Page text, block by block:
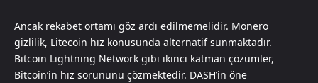
Ancak rekabet ortamı göz ardı edilmemelidir. Monero
gizlilik, Litecoin hız konusunda alternatif sunmaktadır.
Bitcoin Lightning Network gibi ikinci katman çözümler,
Bitcoin’in hız sorununu çözmektedir. DASH’in öne